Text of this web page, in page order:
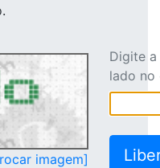
imagem]
Digite
lado no